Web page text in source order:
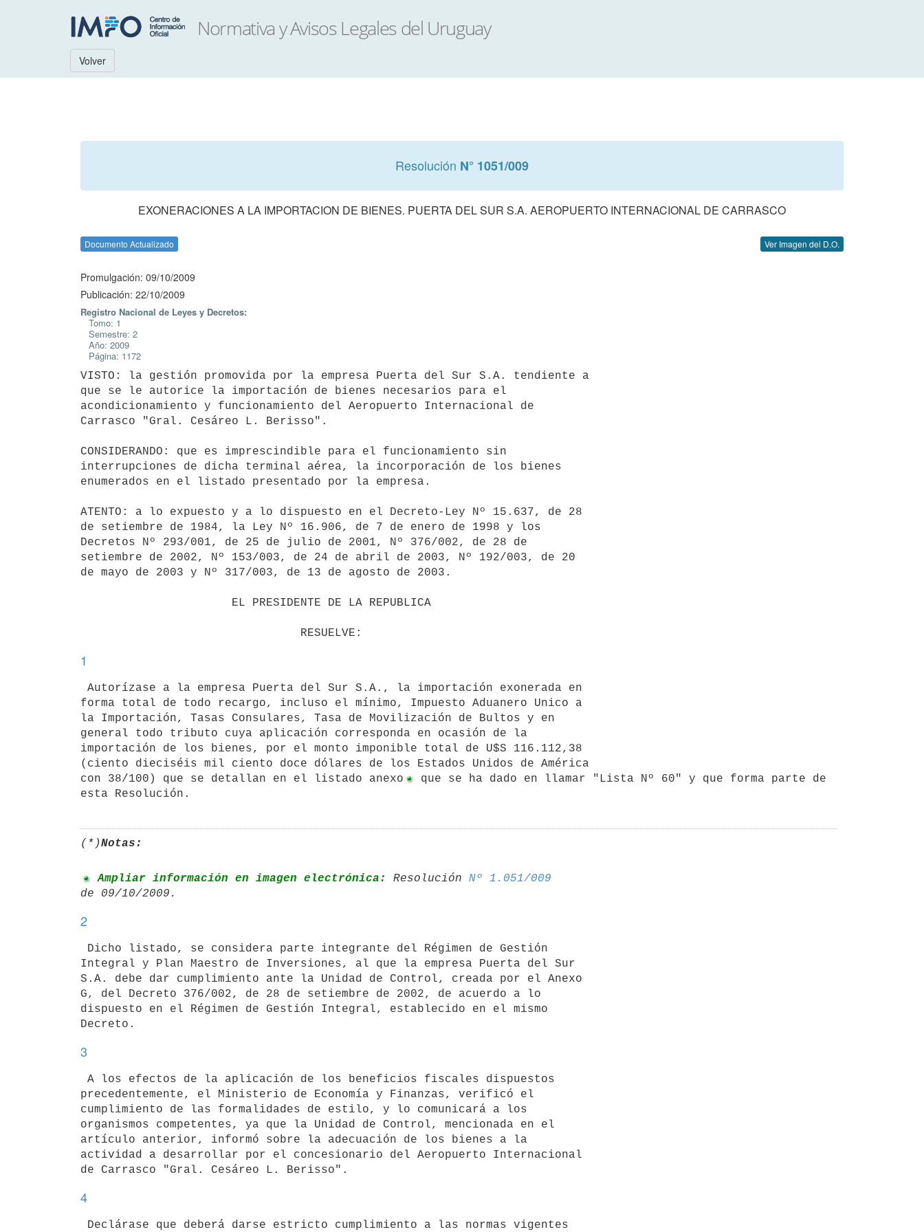
Volver
Resolución N° 1051/009
EXONERACIONES A LA IMPORTACION DE BIENES. PUERTA DEL SUR S.A. AEROPUERTO INTERNACIONAL DE CARRASCO
Documento Actualizado Ver Imagen del D.O.
Promulgación: 09/10/2009
Publicación: 22/10/2009
Registro Nacional de Leyes y Decretos:
Tomo: 1
Semestre: 2
Año: 2009
Página: 1172
VISTO: la gestión promovida por la empresa Puerta del Sur S.A. tendiente a
que se le autorice la importación de bienes necesarios para el
acondicionamiento y funcionamiento del Aeropuerto Internacional de
Carrasco "Gral. Cesáreo L. Berisso".
CONSIDERANDO: que es imprescindible para el funcionamiento sin
interrupciones de dicha terminal aérea, la incorporación de los bienes
enumerados en el listado presentado por la empresa.
ATENTO: a lo expuesto y a lo dispuesto en el Decreto-Ley Nº 15.637, de 28
de setiembre de 1984, la Ley Nº 16.906, de 7 de enero de 1998 y los
Decretos Nº 293/001, de 25 de julio de 2001, Nº 376/002, de 28 de
setiembre de 2002, Nº 153/003, de 24 de abril de 2003, Nº 192/003, de 20
de mayo de 2003 y Nº 317/003, de 13 de agosto de 2003.
1
forma total de todo recargo, incluso el mínimo, Impuesto Aduanero Unico a
la Importación, Tasas Consulares, Tasa de Movilización de Bultos y en
general todo tributo cuya aplicación corresponda en ocasión de la
importación de los bienes, por el monto imponible total de U$S 116.112,38
(ciento dieciséis mil ciento doce dólares de los Estados Unidos de América
con 38/100) que se detallan en el listado anexo
que se ha dado en llamar "Lista Nº 60" y que forma parte de
esta Resolución.
(*)Notas:
Ampliar información en imagen electrónica: Resolución Nº 1.051/009
2
Integral y Plan Maestro de Inversiones, al que la empresa Puerta del Sur
S.A. debe dar cumplimiento ante la Unidad de Control, creada por el Anexo
G, del Decreto 376/002, de 28 de setiembre de 2002, de acuerdo a lo
dispuesto en el Régimen de Gestión Integral, establecido en el mismo
3
precedentemente, el Ministerio de Economía y Finanzas, verificó el
cumplimiento de las formalidades de estilo, y lo comunicará a los
organismos competentes, ya que la Unidad de Control, mencionada en el
artículo anterior, informó sobre la adecuación de los bienes a la
actividad a desarrollar por el concesionario del Aeropuerto Internacional
4